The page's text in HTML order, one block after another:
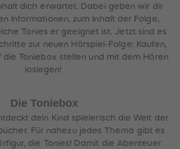
dich erwartet. Dabei geben wir dir
Informationen, zum Inhalt der Folge,
Tonies er geeignet ist. Jetzt sind es
zur neuen Hörspiel-Folge: Kaufen,
die Toniebox stellen und mit dem Hören
loslegen!
Die Toniebox
dein Kind spielerisch die Welt der
Für nahezu jedes Thema gibt es
die Tonies! Damit die Abenteuer